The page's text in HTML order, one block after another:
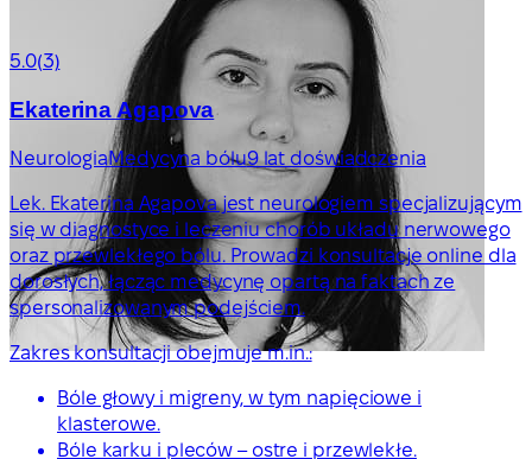
5.0(3)
Ekaterina Agapova
NeurologiaMedycyna bólu9 lat doświadczenia
Lek. Ekaterina Agapova jest neurologiem specjalizującym
się w diagnostyce i leczeniu chorób układu nerwowego
oraz przewlekłego bólu. Prowadzi konsultacje online dla
dorosłych, łącząc medycynę opartą na faktach ze
spersonalizowanym podejściem.
Zakres konsultacji obejmuje m.in.:
Bóle głowy i migreny, w tym napięciowe i
klasterowe.
Bóle karku i pleców – ostre i przewlekłe.